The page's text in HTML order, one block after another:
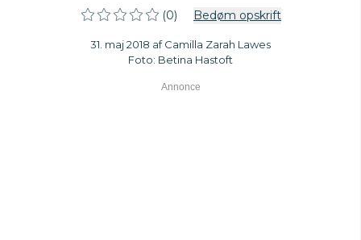
(0) Bedøm opskrift
31. maj 2018 af Camilla Zarah Lawes
Foto: Betina Hastoft